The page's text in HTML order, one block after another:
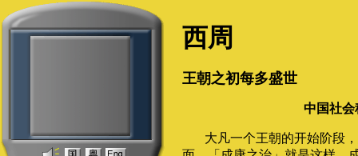
西周
王朝之初每多盛世
中国社会
大凡一个王朝的开始阶段